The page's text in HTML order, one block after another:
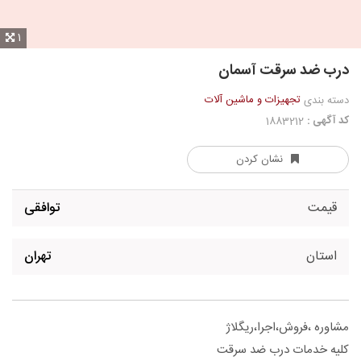
1
درب ضد سرقت آسمان
دسته بندیتجهیزات و ماشین آلات
کد آگهی :
نشان کردن
قیمت توافقی
استان تهران
مشاوره ،فروش،اجرا،ریگلاژ
کلیه خدمات درب ضد سرقت